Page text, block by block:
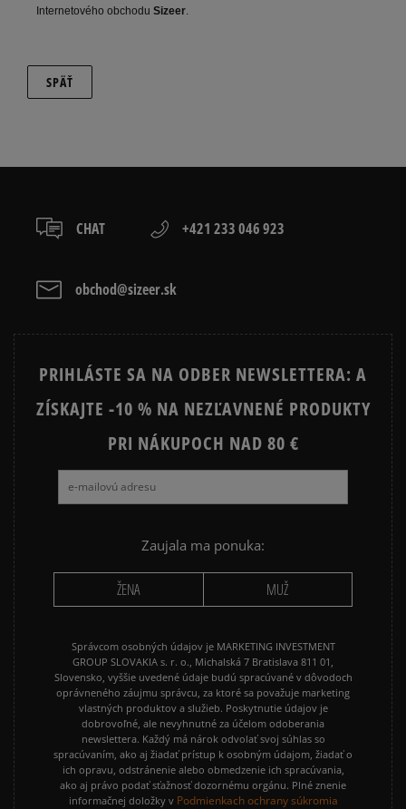
Internetového obchodu Sizeer
SPÄŤ
CHAT +421 233 046 923
obchod@sizeer.sk
PRIHLÁSTE SA NA ODBER NEWSLETTERA: A
ZÍSKAJTE -10 % NA NEZĽAVNENÉ PRODUKTY
PRI NÁKUPOCH NAD 80 €
Zaujala ma ponuka:
ŽENA MUŽ
Správcom osobných údajov je MARKETING INVESTMENT
GROUP SLOVAKIA s. r. o., Michalská 7 Bratislava 811 01,
Slovensko, vyššie uvedené údaje budú spracúvané v dôvodoch
oprávneného záujmu správcu, za ktoré sa považuje marketing
vlastných produktov a služieb. Poskytnutie údajov je
dobrovoľné, ale nevyhnutné za účelom odoberania
newslettera. Každý má nárok odvolať svoj súhlas so
spracúvaním, ako aj žiadať prístup k osobným údajom, žiadať o
ich opravu, odstránenie alebo obmedzenie ich spracúvania,
ako aj právo podať sťažnosť dozornému orgánu. Plné znenie
informačnej doložky v Podmienkach ochrany súkromia